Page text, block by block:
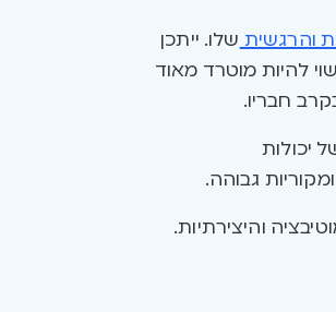
והרגשית שלו. ייתכן
להיות מוטרד מאוד
חבריו.
יכולות
גבוהה.